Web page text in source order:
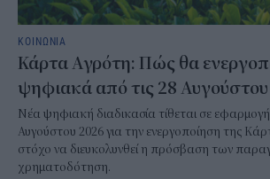
ΚΟΙΝΩΝΙΑ
Κάρτα Αγρότη: Πώς θα
ψηφιακά από τις 28 Αυγούστου
Νέα ψηφιακή διαδικασία τίθεται σε
Αυγούστου 2026 για την ενεργοποίηση της
στόχο να διευκολυνθεί η πρόσβαση των
χρηματοδότηση.